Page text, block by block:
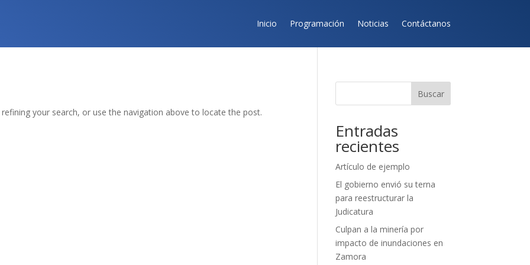
Inicio Programación Noticias Contáctanos
your search, or use the navigation above to locate the post.
Buscar
Entradas
recientes
Artículo de ejemplo
El gobierno envió su terna
para reestructurar la
Judicatura
Culpan a la minería por
impacto de inundaciones en
Zamora